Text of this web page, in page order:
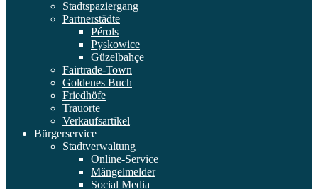
Stadtspaziergang
Partnerstädte
Pérols
Pyskowice
Güzelbahçe
Fairtrade-Town
Goldenes Buch
Friedhöfe
Trauorte
Verkaufsartikel
Bürgerservice
Stadtverwaltung
Online-Service
Mängelmelder
Social Media